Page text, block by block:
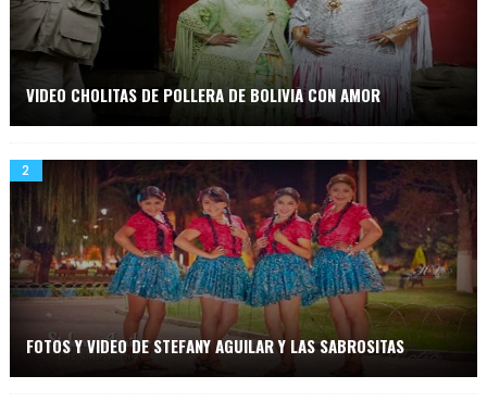
VIDEO CHOLITAS DE POLLERA DE BOLIVIA CON AMOR
FOTOS Y VIDEO DE STEFANY AGUILAR Y LAS SABROSITAS